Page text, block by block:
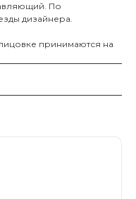
По
дизайнера.
принимаются на